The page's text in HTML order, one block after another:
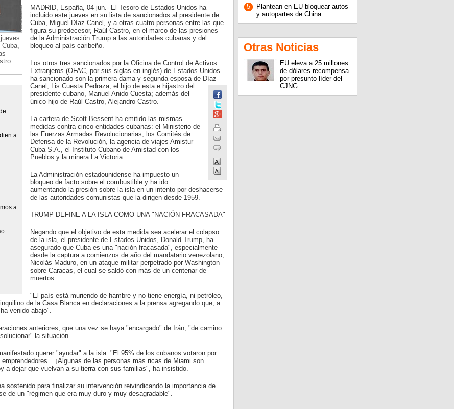
a
a
MADRID, España, 04 jun.- El Tesoro de Estados Unidos ha
incluido este jueves en su lista de sancionados al presidente de
Cuba, Miguel Díaz-Canel, y a otras cuatro personas entre las que
figura su predecesor, Raúl Castro, en el marco de las presiones
de la Administración Trump a las autoridades cubanas y del
bloqueo al país caribeño.
Los otros tres sancionados por la Oficina de Control de Activos
Extranjeros (OFAC, por sus siglas en inglés) de Estados Unidos
ha sancionado son la primera dama y segunda esposa de Díaz-
Canel, Lis Cuesta Pedraza; el hijo de esta e hijastro del
presidente cubano, Manuel Anido Cuesta; además del
único hijo de Raúl Castro, Alejandro Castro.
La cartera de Scott Bessent ha emitido las mismas
medidas contra cinco entidades cubanas: el Ministerio de
las Fuerzas Armadas Revolucionarias, los Comités de
Defensa de la Revolución, la agencia de viajes Amistur
Cuba S.A., el Instituto Cubano de Amistad con los
Pueblos y la minera La Victoria.
La Administración estadounidense ha impuesto un
bloqueo de facto sobre el combustible y ha ido
aumentando la presión sobre la isla en un intento por deshacerse
de las autoridades comunistas que la dirigen desde 1959.
TRUMP DEFINE A LA ISLA COMO UNA "NACIÓN FRACASADA"
Negando que el objetivo de esta medida sea acelerar el colapso
de la isla, el presidente de Estados Unidos, Donald Trump, ha
asegurado que Cuba es una "nación fracasada", especialmente
desde la captura a comienzos de año del mandatario venezolano,
Nicolás Maduro, en un ataque militar perpetrado por Washington
sobre Caracas, el cual se saldó con más de un centenar de
muertos.
"El país está muriendo de hambre y no tiene energía, ni petróleo,
de la Casa Blanca en declaraciones a la prensa agregando que, a
venido abajo".
anteriores, que una vez se haya "encargado" de Irán, "de camino
la situación.
querer "ayudar" a la isla. "El 95% de los cubanos votaron por
¡Algunas de las personas más ricas de Miami son
a dejar que vuelvan a su tierra con sus familias", ha insistido.
sostenido para finalizar su intervención reivindicando la importancia de
de un "régimen que era muy duro y muy desagradable".
5
Plantean en EU bloquear autos
y autopartes de China
Otras Noticias
EU eleva a 25 millones
de dólares recompensa
por presunto líder del
CJNG